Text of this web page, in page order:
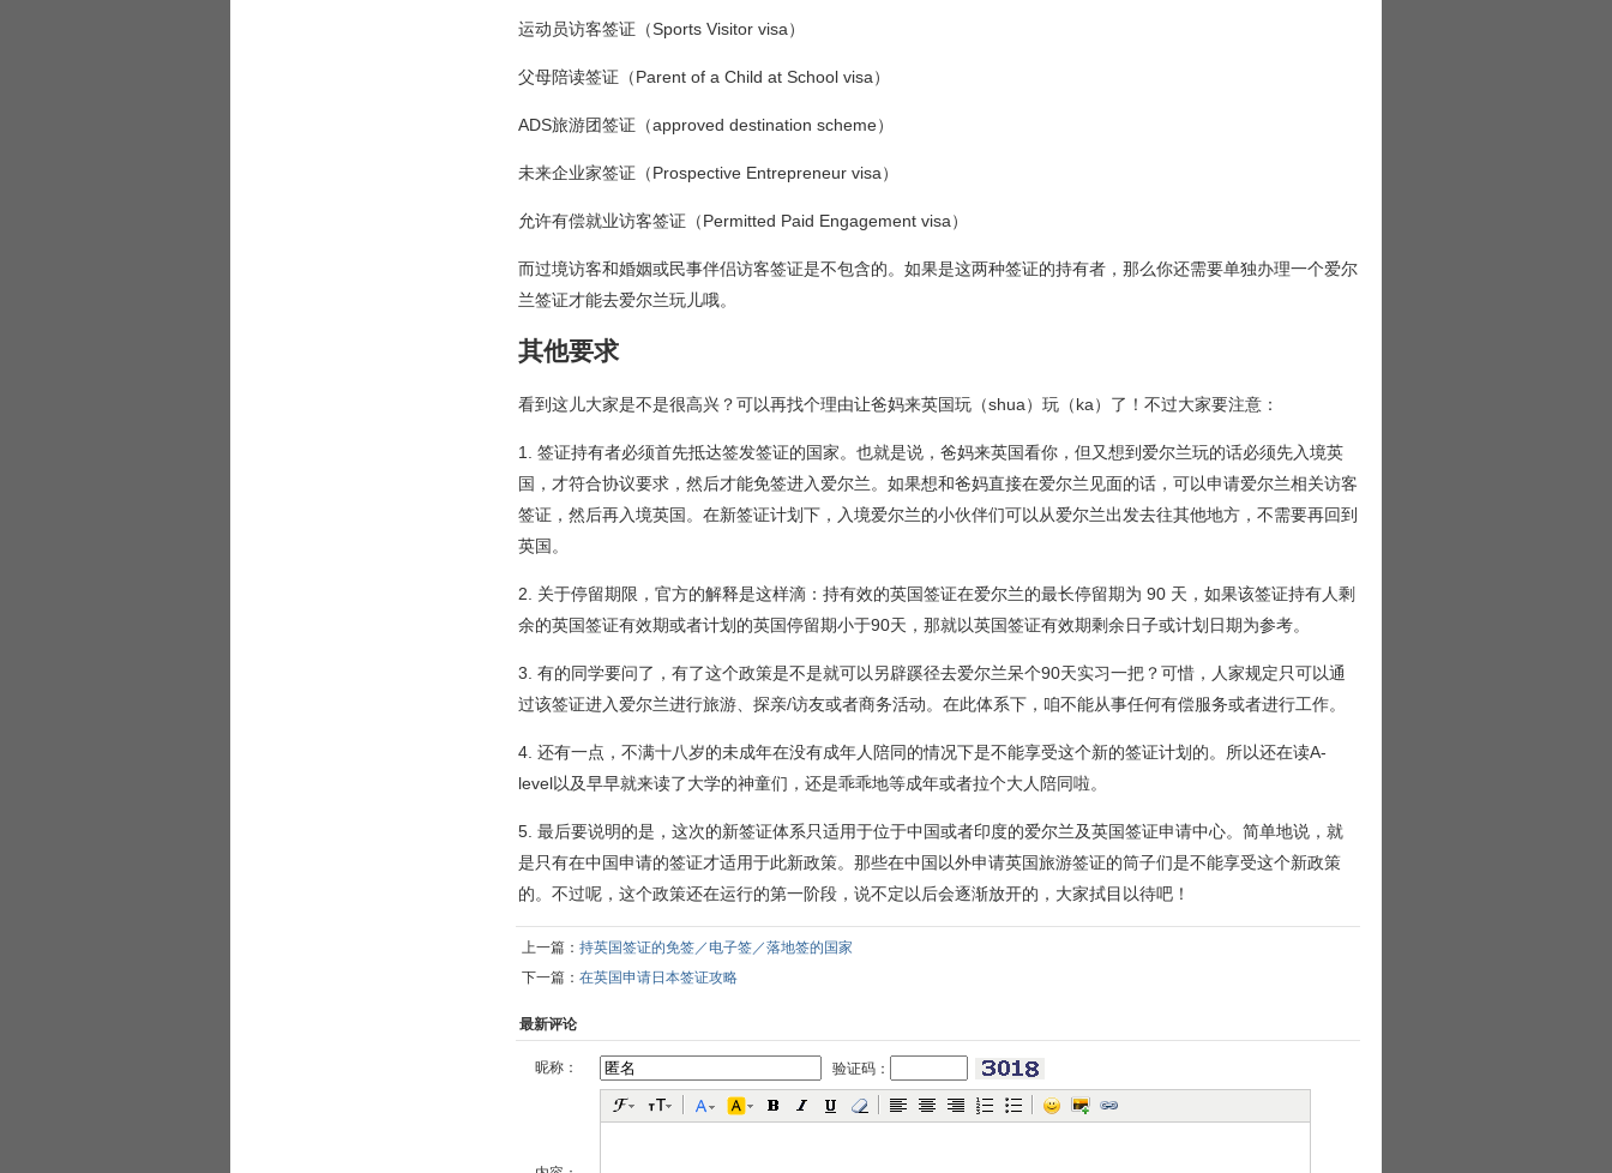
运动员访客签证（Sports Visitor visa）
父母陪读签证（Parent of a Child at School visa）
ADS旅游团签证（approved destination scheme）
未来企业家签证（Prospective Entrepreneur visa）
允许有偿就业访客签证（Permitted Paid Engagement visa）
而过境访客和婚姻或民事伴侣访客签证是不包含的。如果是这两种签证的持有者，那么你还需要单独办理一个爱尔
兰签证才能去爱尔兰玩儿哦。
其他要求
看到这儿大家是不是很高兴？可以再找个理由让爸妈来英国玩（shua）玩（ka）了！不过大家要注意：
1. 签证持有者必须首先抵达签发签证的国家。也就是说，爸妈来英国看你，但又想到爱尔兰玩的话必须先入境英
国，才符合协议要求，然后才能免签进入爱尔兰。如果想和爸妈直接在爱尔兰见面的话，可以申请爱尔兰相关访客
签证，然后再入境英国。在新签证计划下，入境爱尔兰的小伙伴们可以从爱尔兰出发去往其他地方，不需要再回到
英国。
2. 关于停留期限，官方的解释是这样滴：持有效的英国签证在爱尔兰的最长停留期为 90 天，如果该签证持有人剩
余的英国签证有效期或者计划的英国停留期小于90天，那就以英国签证有效期剩余日子或计划日期为参考。
3. 有的同学要问了，有了这个政策是不是就可以另辟蹊径去爱尔兰呆个90天实习一把？可惜，人家规定只可以通
过该签证进入爱尔兰进行旅游、探亲/访友或者商务活动。在此体系下，咱不能从事任何有偿服务或者进行工作。
4. 还有一点，不满十八岁的未成年在没有成年人陪同的情况下是不能享受这个新的签证计划的。所以还在读A-
level以及早早就来读了大学的神童们，还是乖乖地等成年或者拉个大人陪同啦。
5. 最后要说明的是，这次的新签证体系只适用于位于中国或者印度的爱尔兰及英国签证申请中心。简单地说，就
是只有在中国申请的签证才适用于此新政策。那些在中国以外申请英国旅游签证的筒子们是不能享受这个新政策
的。不过呢，这个政策还在运行的第一阶段，说不定以后会逐渐放开的，大家拭目以待吧！
上一篇： 持英国签证的免签／电子签／落地签的国家
下一篇： 在英国申请日本签证攻略
最新评论
昵称： 验证码：